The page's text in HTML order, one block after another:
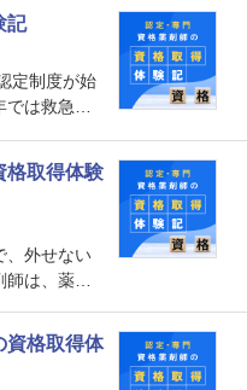
専門性を
寄り添え
法認定薬
記
定制度が始
では救急病
院薬剤師も
今回はそん
介しま
格取得体験
、外せない
師は、薬剤
ました。薬
がん医療に
て一目置
資格取得体